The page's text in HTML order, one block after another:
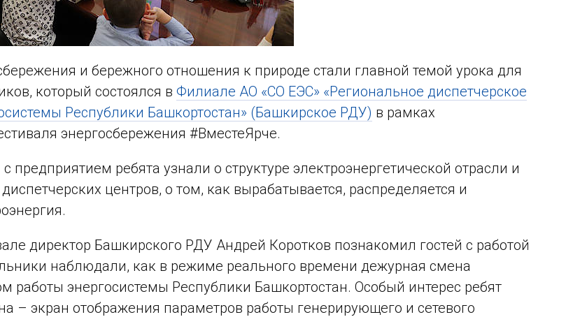
и бережного отношения к природе стали главной темой урока для
который состоялся в Филиале АО «СО ЕЭС» «Региональное диспетчерское
Республики Башкортостан» (Башкирское РДУ) в рамках
энергосбережения #ВместеЯрче.
предприятием ребята узнали о структуре электроэнергетической отрасли и
центров, о том, как вырабатывается, распределяется и
директор Башкирского РДУ Андрей Коротков познакомил гостей с работой
наблюдали, как в режиме реального времени дежурная смена
работы энергосистемы Республики Башкортостан. Особый интерес ребят
– экран отображения параметров работы генерирующего и сетевого